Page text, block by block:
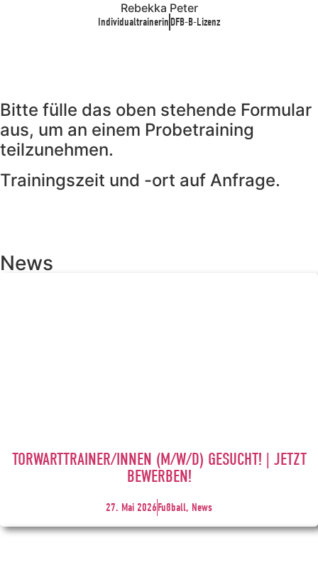
Rebekka Peter
Individualtrainerin DFB-B-Lizenz
Bitte fülle das oben stehende Formular
aus, um an einem Probetraining
teilzunehmen.
Trainingszeit und -ort auf Anfrage.
News
TORWARTTRAINER/INNEN (M/W/D) GESUCHT! | JETZT
BEWERBEN!
27. Mai 2026Fußball, News